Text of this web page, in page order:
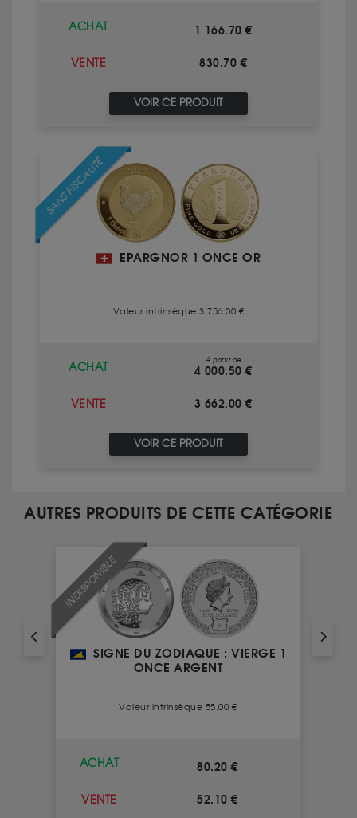
ACHAT 1 166.70 €
VENTE 830.70 €
VOIR CE PRODUIT
SANS FISCALITÉ
EPARGNOR 1 ONCE OR
Valeur intrinsèque 3 756.00 €
ACHAT
À partir de
4 000.50 €
VENTE 3 662.00 €
VOIR CE PRODUIT
AUTRES PRODUITS DE CETTE CATÉGORIE
INDISPONIBLE
SIGNE DU ZODIAQUE : VIERGE 1
ONCE ARGENT
Valeur intrinsèque 55.00 €
ACHAT 80.20 €
VENTE 52.10 €